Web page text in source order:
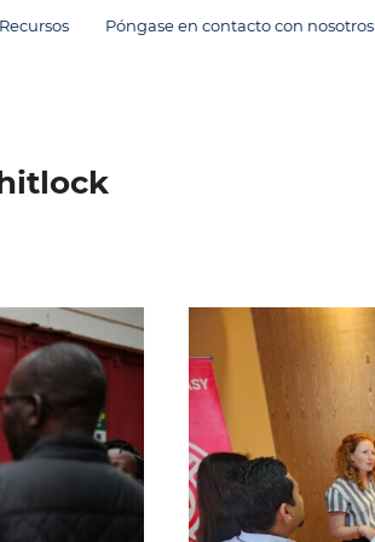
Recursos Póngase en contacto con nosotros